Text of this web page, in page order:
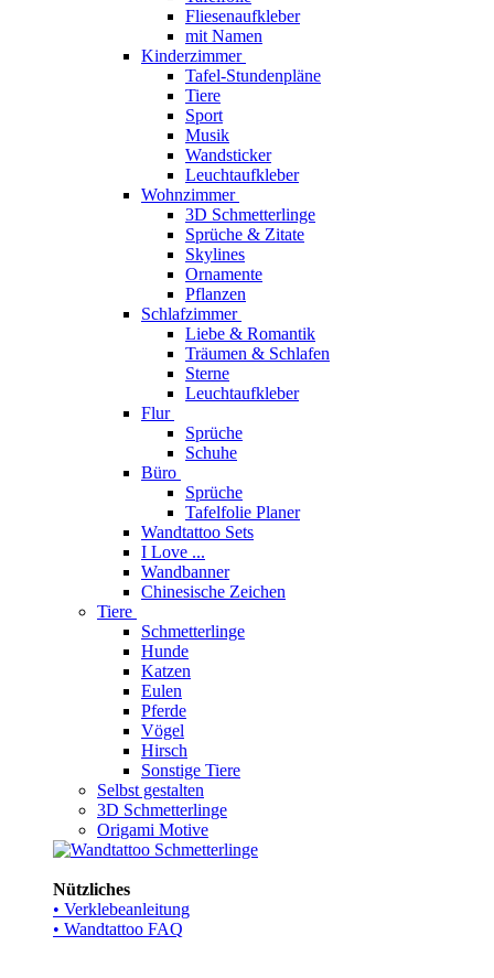
Fliesenaufkleber
mit Namen
Kinderzimmer
Tafel-Stundenpläne
Tiere
Sport
Musik
Wandsticker
Leuchtaufkleber
Wohnzimmer
3D Schmetterlinge
Sprüche & Zitate
Skylines
Ornamente
Pflanzen
Schlafzimmer
Liebe & Romantik
Träumen & Schlafen
Sterne
Leuchtaufkleber
Flur
Sprüche
Schuhe
Büro
Sprüche
Tafelfolie Planer
Wandtattoo Sets
I Love ...
Wandbanner
Chinesische Zeichen
Tiere
Schmetterlinge
Hunde
Katzen
Eulen
Pferde
Vögel
Hirsch
Sonstige Tiere
Selbst gestalten
3D Schmetterlinge
Origami Motive
Nützliches
• Verklebeanleitung
• Wandtattoo FAQ